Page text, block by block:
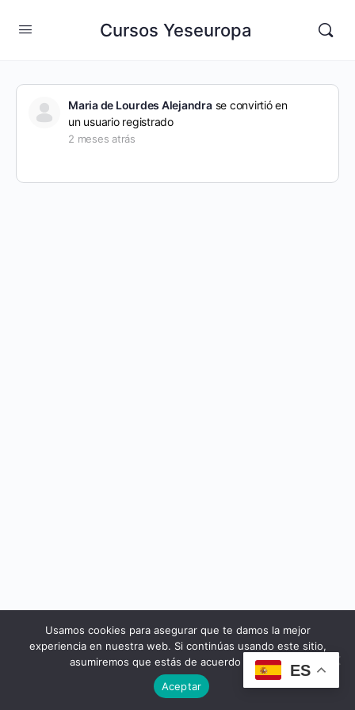
Cursos Yeseuropa
Maria de Lourdes Alejandrase convirtió en
un usuario registrado
2 meses atrás
© 2026 - Cursos Yeseuropa
ES
Usamos cookies para asegurar que te damos la mejor
experiencia en nuestra web. Si continúas usando este sitio,
asumiremos que estás de acuerdo con ello.
Aceptar